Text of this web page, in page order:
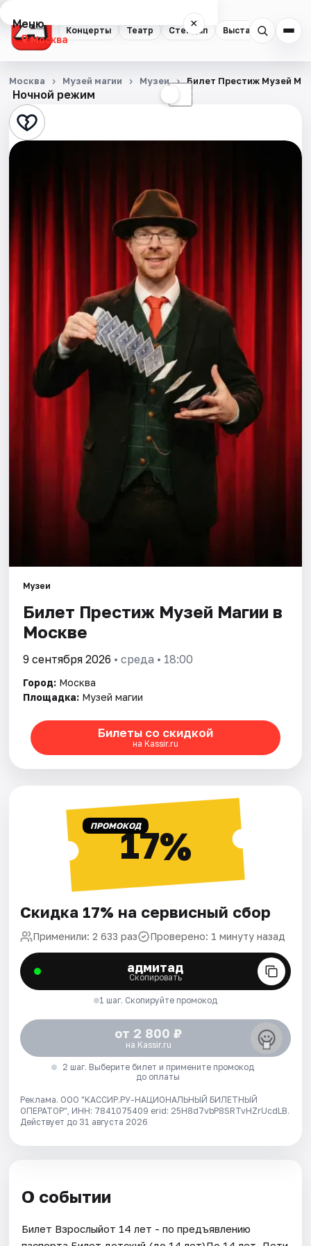
Концерты Театр Стендап Выставки
Меню ×
Москва
Концерты
Театр
Стендап
Города
Ночной режим ☾
Москва Музей магии Музеи Билет Престиж Музей
Музеи
Билет Престиж Музей Магии в
Москве
9 сентября 2026 • среда • 18:00
Город: Москва
Площадка: Музей магии
Билеты со скидкой
на Kassir.ru
ПРОМОКОД17%
Скидка 17% на сервисный сбор
Применили: 2 633 раз Проверено: 1 минуту назад
адмитад
Скопировать
1 шаг. Скопируйте промокод
от 2 800 ₽
на Kassir.ru
2 шаг. Выберите билет и примените промокод
до оплаты
Реклама. ООО "КАССИР.РУ-НАЦИОНАЛЬНЫЙ БИЛЕТНЫЙ
ОПЕРАТОР", ИНН: 7841075409 erid: 25H8d7vbP8SRTvHZrUcdLB.
Действует до 31 августа 2026
О событии
Билет Взрослыйот 14 лет - по предъявлению